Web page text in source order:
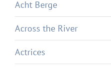
Acht Berge
Across the River
Actrices